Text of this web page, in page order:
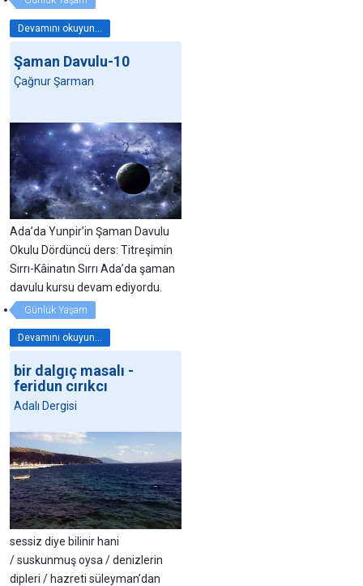
Devamını okuyun...
Şaman Davulu-10
Çağnur Şarman
Ada’da Yunpir’in Şaman Davulu
Okulu Dördüncü ders: Titreşimin
Sırrı-Kâinatın Sırrı Ada’da şaman
davulu kursu devam ediyordu.
Günlük Yaşam
Devamını okuyun...
bir dalgıç masalı -
feridun cırıkcı
Adalı Dergisi
sessiz diye bilinir hani
/ suskunmuş oysa / denizlerin
dipleri / hazreti süleyman’dan